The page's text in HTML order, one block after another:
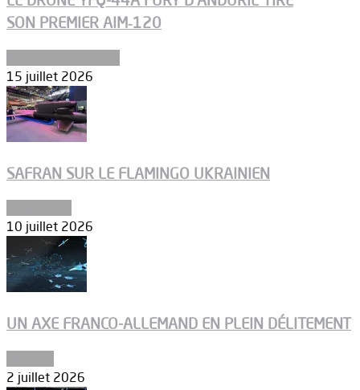
SON PREMIER AIM‑120
15 juillet 2026
SAFRAN SUR LE FLAMINGO UKRAINIEN
10 juillet 2026
UN AXE FRANCO-ALLEMAND EN PLEIN DÉLITEMENT
2 juillet 2026